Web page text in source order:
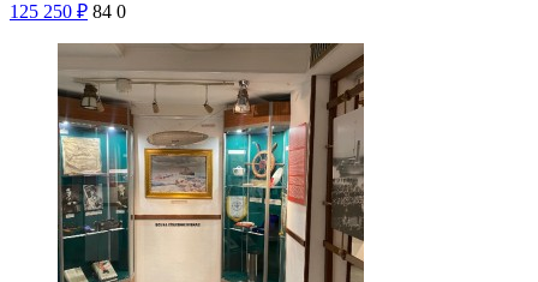
125 250 ₽ 84 0